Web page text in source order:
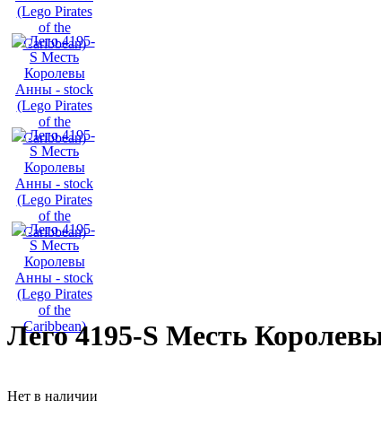
Лего 4195-S Месть
Нет в наличии